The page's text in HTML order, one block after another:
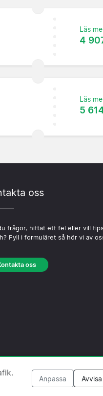
Läs
4
Läs
5
oss
frågor, hittat ett fel eller vill
Fyll i formuläret så hör vi av
oss
·Redaktionell
Anpassa Avvisa